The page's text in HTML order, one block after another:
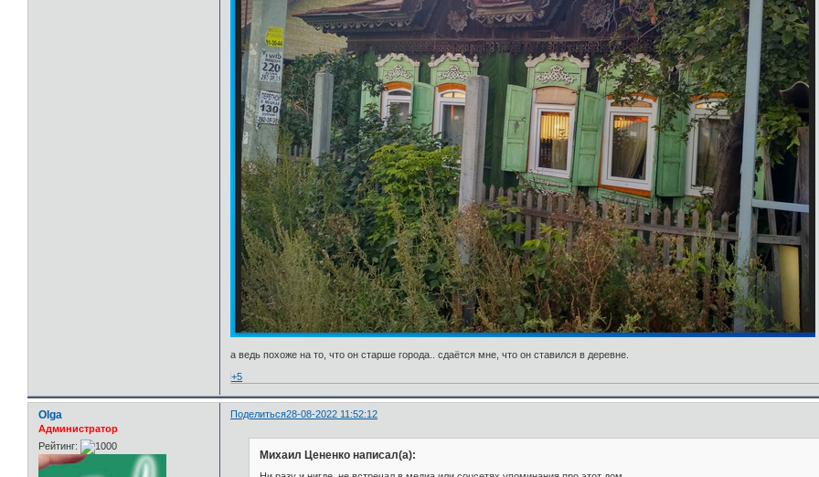
а ведь похоже на то, что он старше города.. сдаётся мне, что он ставился в деревне.
+5
Поделиться28-08-2022 11:52:12
Olga
Администратор
Рейтинг:
Михаил Цененко написал(а):